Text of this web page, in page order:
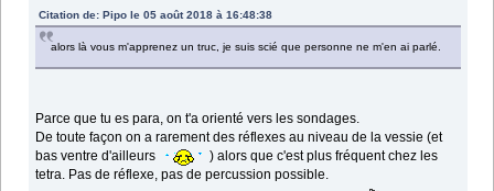
Citation de: Pipo le 05 août 2018 à 16:48:38
alors là vous m'apprenez un truc, je suis scié que personne ne m'en ai parlé.
Parce que tu es para, on t'a orienté vers les sondages.
De toute façon on a rarement des réflexes au niveau de la vessie (et
bas ventre d'ailleurs
) alors que c'est plus fréquent chez les
tetra. Pas de réflexe, pas de percussion possible.